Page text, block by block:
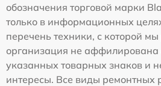
обозначения торговой марки
только в информационных
перечень техники, с которой
организация не аффилирована
указанных товарных знаков и
интересы. Все виды ремонтных